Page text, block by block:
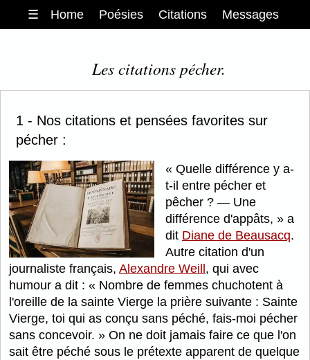
☰ Home Poésies Citations Messages
Les citations pécher.
1 - Nos citations et pensées favorites sur
pécher :
Quelle différence y a-
t-il entre pécher et
pêcher ? — Une
différence d'appâts,
a
dit Diane de Beausacq.
Autre citation d'un
journaliste français, Alexandre Weill , qui avec
humour a dit :
Nombre de femmes chuchotent à
l'oreille de la sainte Vierge la prière suivante : Sainte
Vierge, toi qui as conçu sans péché, fais-moi pécher
sans concevoir.
On ne doit jamais faire ce que l'on
sait être péché sous le prétexte apparent de quelque